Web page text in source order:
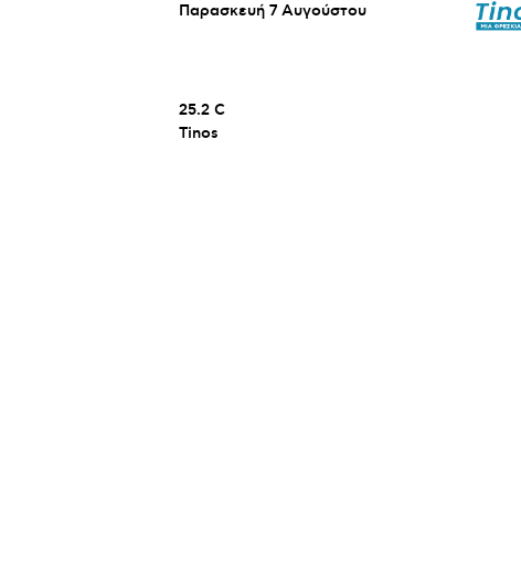
Παρασκευή 7 Αυγούστου
25.2 C
Tinos